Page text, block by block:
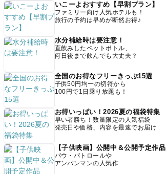
いこーよおすすめ【早割プラン】
ファミリー向け人気ホテルも！
旅行の予約は早めが断然お得♪
水分補給時は要注意！
直飲みしたペットボトル、
何日後まで飲んでも大丈夫？
全国のお得なフリーきっぷ15選
子供50円均一の切符から
100円で1日乗り放題も！
お得いっぱい！2026夏の福袋特集
早い者勝ち！数量限定の人気福袋
発売日や価格、内容を最速でお届け
【子供映画】公開中＆公開予定作品
パウ・パトロールや
アンパンマンの人気作